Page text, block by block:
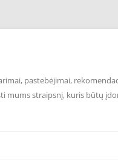
pastebėjimai,
straipsnį, kuris būtų